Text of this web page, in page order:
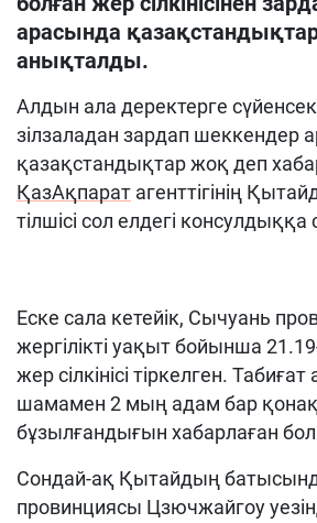
арасында
анықталды.
Алдын ала деректерге
зілзаладан зардап шеккендер
қазақстандықтар жоқ деп
ҚазАқпарат агенттігінің
тілшісі сол елдегі
Еске сала кетейік, Сычуань
жергілікті уақыт бойынша
жер сілкінісі тіркелген.
шамамен 2 мың адам бар қонақ
бұзылғандығын хабарлаған
Сондай-ақ Қытайдың
провинциясы Цзючжайгоу